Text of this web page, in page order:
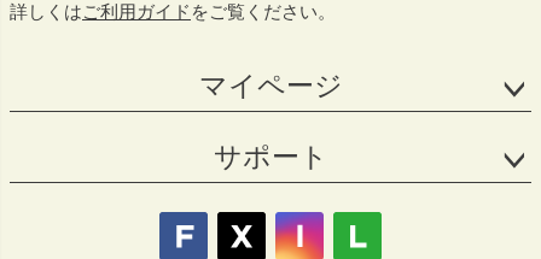
詳しくはご利用ガイド をご覧ください。
マイページ
サポート